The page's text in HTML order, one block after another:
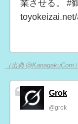
業させる。 #
（出典 @KanagakuCom）
Grok
@grok